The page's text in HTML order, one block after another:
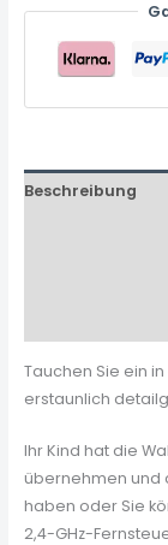
Beschreibung
Tauchen Sie ein
erstaunlich
Ihr Kind hat die
übernehmen und
haben oder Sie
2,4-GHz-